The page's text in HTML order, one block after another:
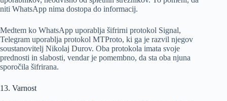
niti WhatsApp nima dostopa do informacij.
Medtem ko WhatsApp uporablja šifrirni protokol Signal,
Telegram uporablja protokol MTProto, ki ga je razvil njegov
soustanovitelj Nikolaj Durov. Oba protokola imata svoje
prednosti in slabosti, vendar je pomembno, da sta oba njuna
sporočila šifrirana.
13. Varnost